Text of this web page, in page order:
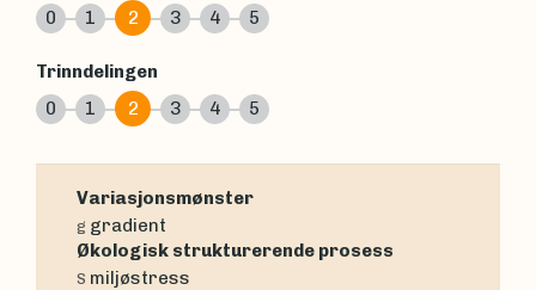
0
1 2 3 4 5
Trinndelingen
0
1 2 3 4 5
Variasjonsmønster
g gradient
Økologisk strukturerende prosess
S miljøstress